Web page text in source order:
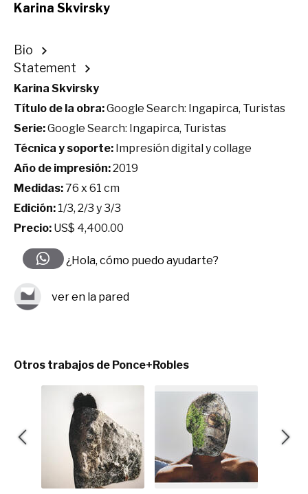
Karina Skvirsky
Bio
Statement
Karina Skvirsky
Título de la obra:Google Search: Ingapirca, Turistas
Serie:Google Search: Ingapirca, Turistas
Técnica y soporte: Impresión digital y collage
Año de impresión:2019
Medidas:76 x 61 cm
Edición: 1/3, 2/3 y 3/3
Precio: US$ 4,400.00
¿Hola, cómo puedo ayudarte?
ver en la pared
Otros trabajos de Ponce+Robles